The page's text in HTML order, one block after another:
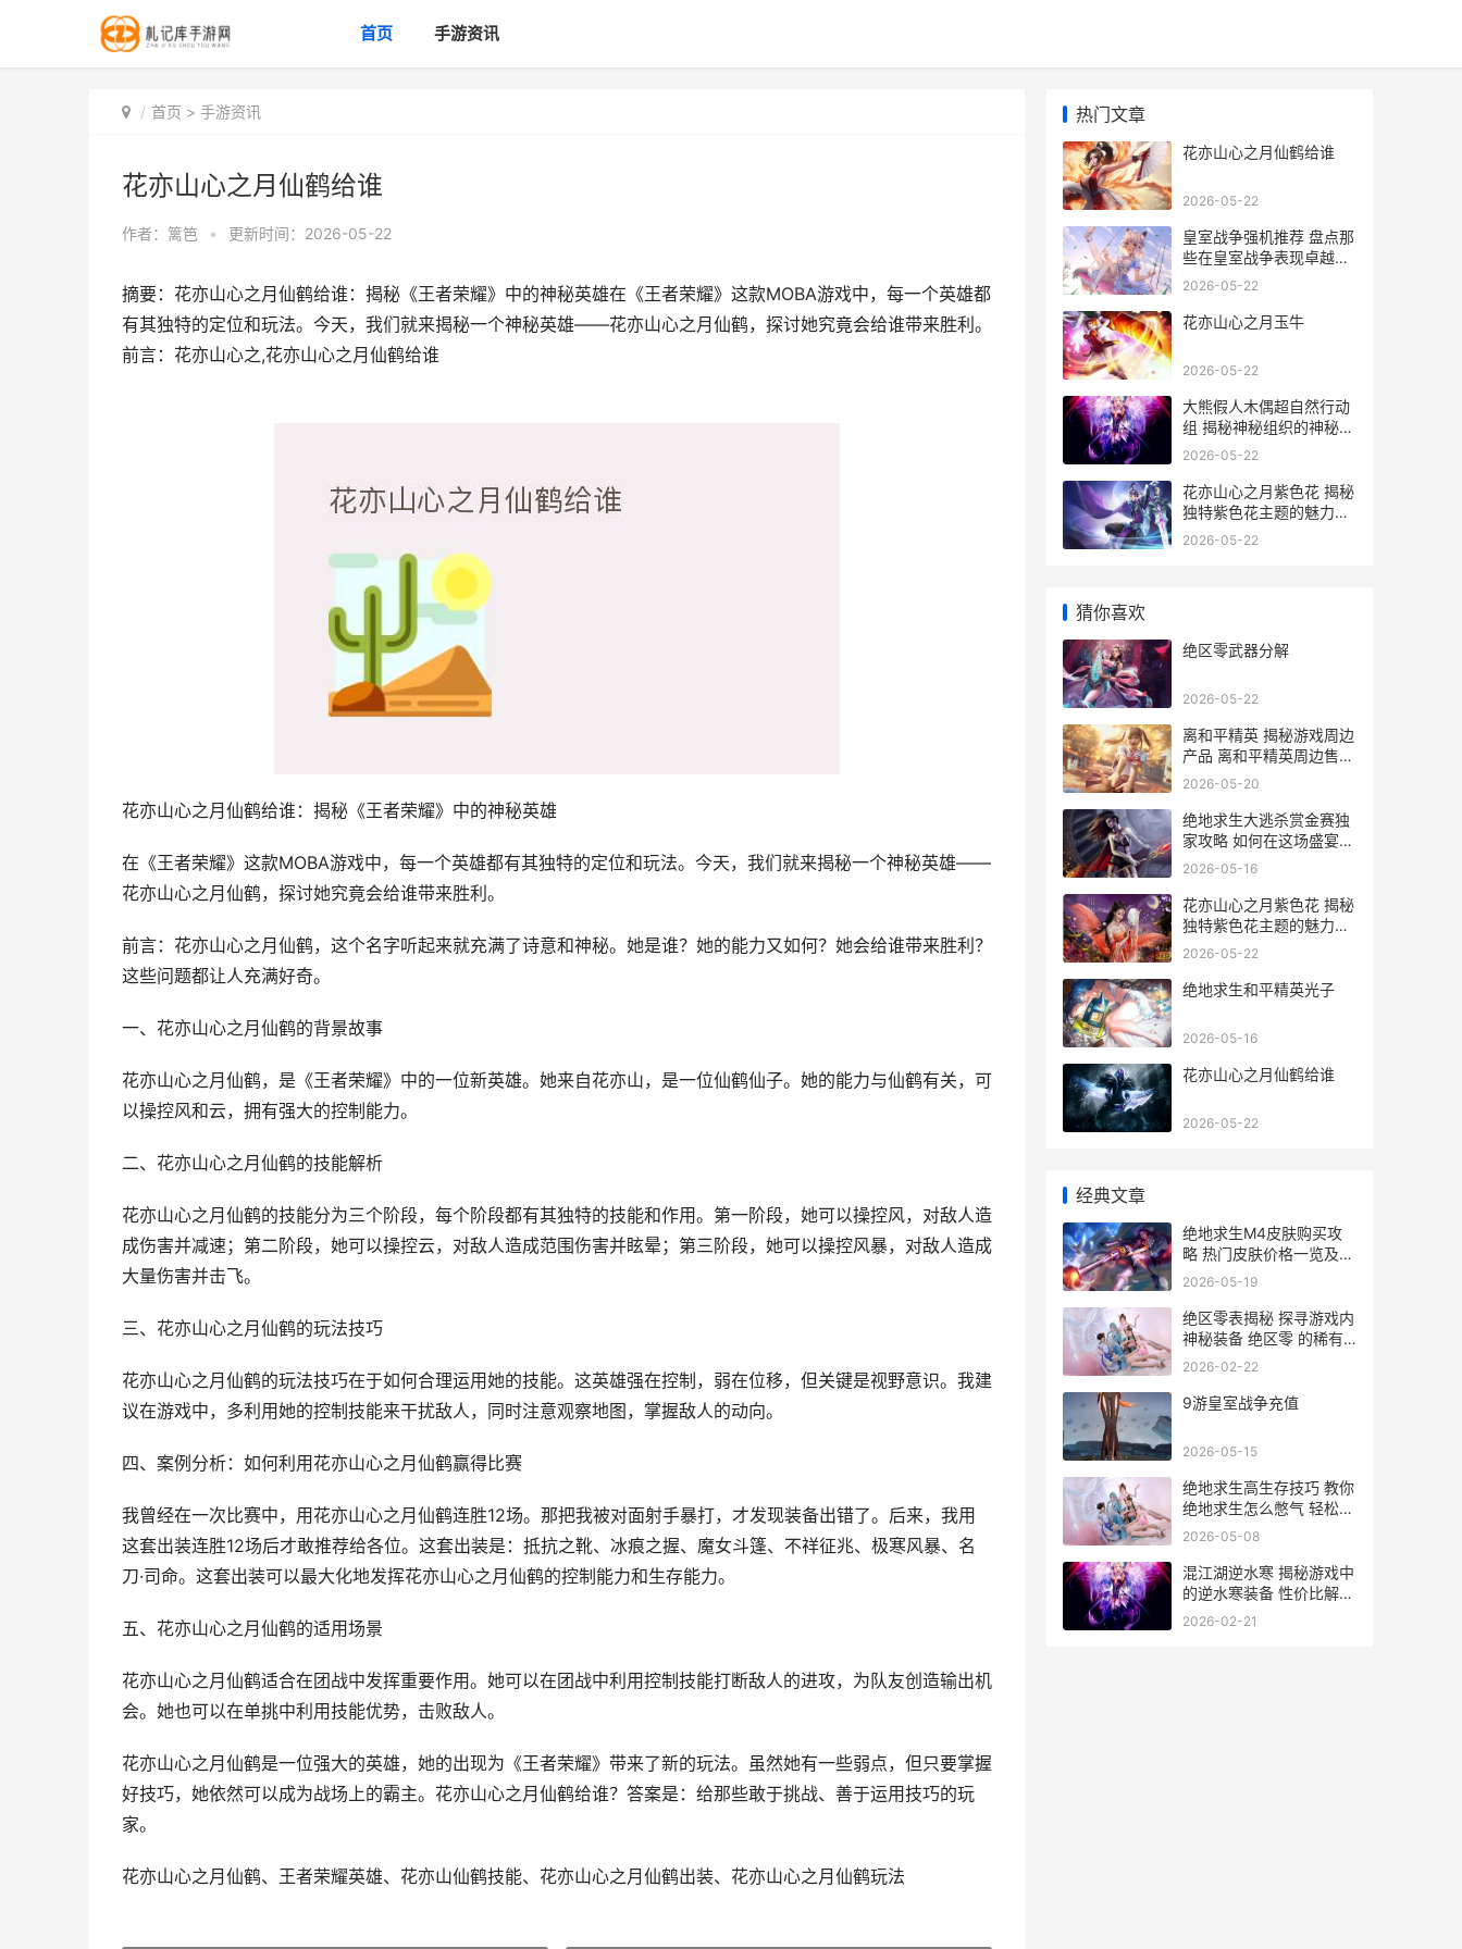
首页 手游资讯
首页 > 手游资讯
花亦山心之月仙鹤给谁
作者： 篱笆 • 更新时间：2026-05-22
摘要：花亦山心之月仙鹤给谁：揭秘《王者荣耀》中的神秘英雄在《王者荣耀》这款MOBA游戏中，每一个英雄都
有其独特的定位和玩法。今天，我们就来揭秘一个神秘英雄——花亦山心之月仙鹤，探讨她究竟会给谁带来胜利。
前言：花亦山心之,花亦山心之月仙鹤给谁
花亦山心之月仙鹤给谁：揭秘《王者荣耀》中的神秘英雄
在《王者荣耀》这款MOBA游戏中，每一个英雄都有其独特的定位和玩法。今天，我们就来揭秘一个神秘英雄——
花亦山心之月仙鹤，探讨她究竟会给谁带来胜利。
前言：花亦山心之月仙鹤，这个名字听起来就充满了诗意和神秘。她是谁？她的能力又如何？她会给谁带来胜利？
这些问题都让人充满好奇。
一、花亦山心之月仙鹤的背景故事
花亦山心之月仙鹤，是《王者荣耀》中的一位新英雄。她来自花亦山，是一位仙鹤仙子。她的能力与仙鹤有关，可
以操控风和云，拥有强大的控制能力。
二、花亦山心之月仙鹤的技能解析
花亦山心之月仙鹤的技能分为三个阶段，每个阶段都有其独特的技能和作用。第一阶段，她可以操控风，对敌人造
成伤害并减速；第二阶段，她可以操控云，对敌人造成范围伤害并眩晕；第三阶段，她可以操控风暴，对敌人造成
大量伤害并击飞。
三、花亦山心之月仙鹤的玩法技巧
花亦山心之月仙鹤的玩法技巧在于如何合理运用她的技能。这英雄强在控制，弱在位移，但关键是视野意识。我建
议在游戏中，多利用她的控制技能来干扰敌人，同时注意观察地图，掌握敌人的动向。
四、案例分析：如何利用花亦山心之月仙鹤赢得比赛
我曾经在一次比赛中，用花亦山心之月仙鹤连胜12场。那把我被对面射手暴打，才发现装备出错了。后来，我用
这套出装连胜12场后才敢推荐给各位。这套出装是：抵抗之靴、冰痕之握、魔女斗篷、不祥征兆、极寒风暴、名
刀·司命。这套出装可以最大化地发挥花亦山心之月仙鹤的控制能力和生存能力。
五、花亦山心之月仙鹤的适用场景
花亦山心之月仙鹤适合在团战中发挥重要作用。她可以在团战中利用控制技能打断敌人的进攻，为队友创造输出机
会。她也可以在单挑中利用技能优势，击败敌人。
花亦山心之月仙鹤是一位强大的英雄，她的出现为《王者荣耀》带来了新的玩法。虽然她有一些弱点，但只要掌握
好技巧，她依然可以成为战场上的霸主。花亦山心之月仙鹤给谁？答案是：给那些敢于挑战、善于运用技巧的玩
家。
花亦山心之月仙鹤、王者荣耀英雄、花亦山仙鹤技能、花亦山心之月仙鹤出装、花亦山心之月仙鹤玩法
热门文章
花亦山心之月仙鹤给谁
2026-05-22
皇室战争强机推荐 盘点那
些在皇室战争表现卓越的
强机配置
2026-05-22
花亦山心之月玉牛
2026-05-22
大熊假人木偶超自然行动
组 揭秘神秘组织的神秘行
动与幕后故事
2026-05-22
花亦山心之月紫色花 揭秘
独特紫色花主题的魅力与
选购指南
2026-05-22
猜你喜欢
绝区零武器分解
2026-05-22
离和平精英 揭秘游戏周边
产品 离和平精英周边售价
一览
2026-05-20
绝地求生大逃杀赏金赛独
家攻略 如何在这场盛宴中
脱颖而出
2026-05-16
花亦山心之月紫色花 揭秘
独特紫色花主题的魅力与
选购指南
2026-05-22
绝地求生和平精英光子
2026-05-16
花亦山心之月仙鹤给谁
2026-05-22
经典文章
绝地求生M4皮肤购买攻
略 热门皮肤价格一览及购
买渠道
2026-05-19
绝区零表揭秘 探寻游戏内
神秘装备 绝区零 的稀有
度与价值
2026-02-22
9游皇室战争充值
2026-05-15
绝地求生高生存技巧 教你
绝地求生怎么憋气 轻松应
对险境
2026-05-08
混江湖逆水寒 揭秘游戏中
的逆水寒装备 性价比解析
与购买指南
2026-02-21